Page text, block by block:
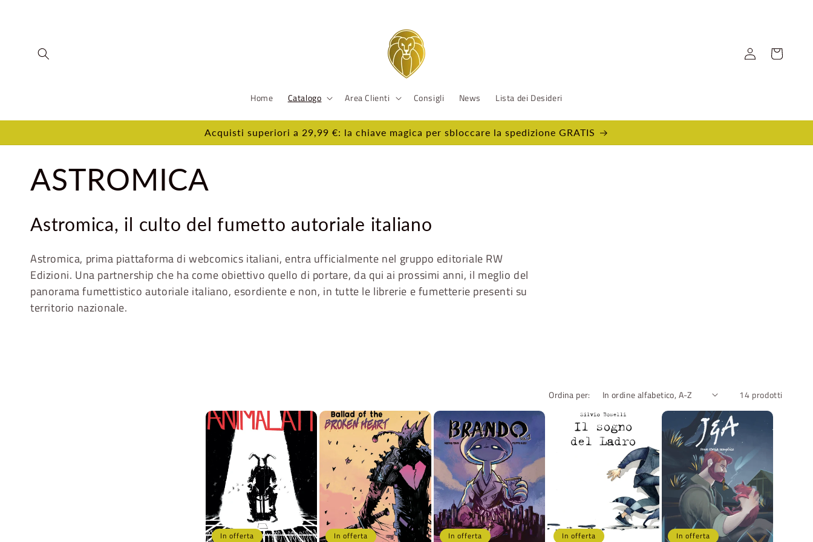
Home Catalogo Area Clienti Consigli News Lista dei Desideri
Accedi Carrello
Acquisti superiori a 29,99 €: la chiave magica per sbloccare la spedizione GRATIS
C
o
l
l
ASTROMICA
Astromica, il culto del fumetto autoriale italiano
Astromica, prima piattaforma di webcomics italiani, entra ufficialmente nel gruppo editoriale RW
Edizioni. Una partnership che ha come obiettivo quello di portare, da qui ai prossimi anni, il meglio del
panorama fumettistico autoriale italiano, esordiente e non, in tutte le librerie e fumetterie presenti su
territorio nazionale.
Ordina per: 14 prodotti
In offerta In offerta In offerta In offerta In offerta